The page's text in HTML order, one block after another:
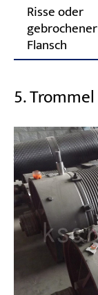
Risse oder
gebrochener
Flansch
5. Trommel